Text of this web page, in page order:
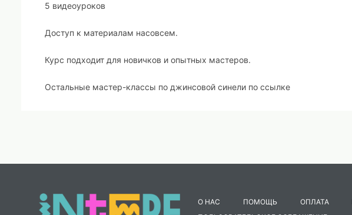
5 видеоуроков
Доступ к материалам насовсем.
Курс подходит для новичков и опытных мастеров.
Остальные мастер-классы по джинсовой синели по ссылке
О НАС ПОМОЩЬ ОПЛАТА